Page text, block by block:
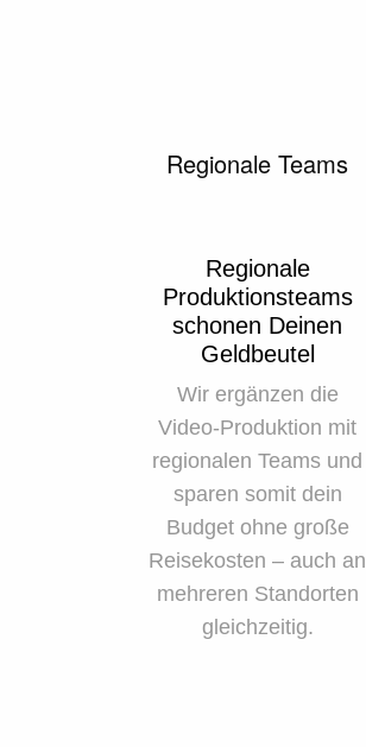
Regionale Teams
Regionale
Produktionsteams
schonen Deinen
Geldbeutel
Wir ergänzen die
Video-Produktion mit
regionalen Teams und
sparen somit dein
Budget ohne große
Reisekosten – auch an
mehreren Standorten
gleichzeitig.